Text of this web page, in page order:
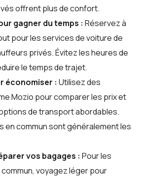
offrent plus de confort.
gagner du temps : Réservez à
pour les services de voiture de
privés. Évitez les heures de
le temps de trajet.
économiser : Utilisez des
Mozio pour comparer les prix et
de transport abordables.
en commun sont généralement les
vos bagages : Pour les
voyagez léger pour